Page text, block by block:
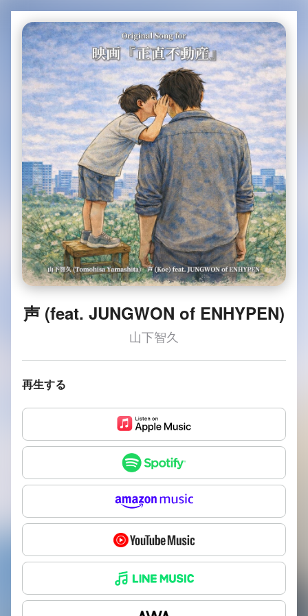
声 (feat. JUNGWON of ENHYPEN)
山下智久
再生する